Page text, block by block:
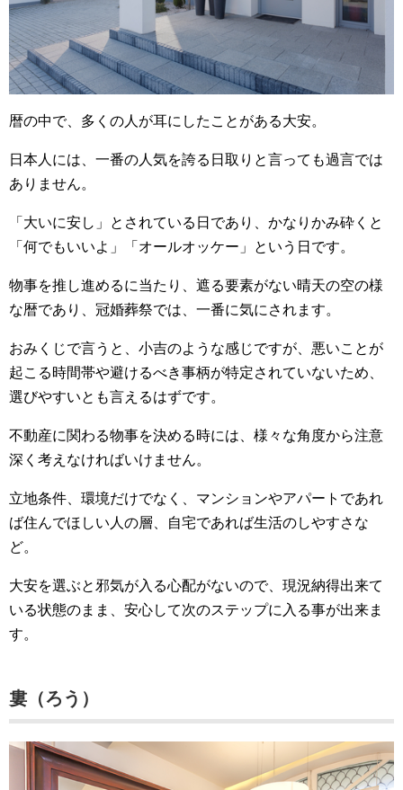
暦の中で、多くの人が耳にしたことがある大安。
日本人には、一番の人気を誇る日取りと言っても過言では
ありません。
「大いに安し」とされている日であり、かなりかみ砕くと
「何でもいいよ」「オールオッケー」という日です。
物事を推し進めるに当たり、遮る要素がない晴天の空の様
な暦であり、冠婚葬祭では、一番に気にされます。
おみくじで言うと、小吉のような感じですが、悪いことが
起こる時間帯や避けるべき事柄が特定されていないため、
選びやすいとも言えるはずです。
不動産に関わる物事を決める時には、様々な角度から注意
深く考えなければいけません。
立地条件、環境だけでなく、マンションやアパートであれ
ば住んでほしい人の層、自宅であれば生活のしやすさな
ど。
大安を選ぶと邪気が入る心配がないので、現況納得出来て
いる状態のまま、安心して次のステップに入る事が出来ま
す。
婁（ろう）